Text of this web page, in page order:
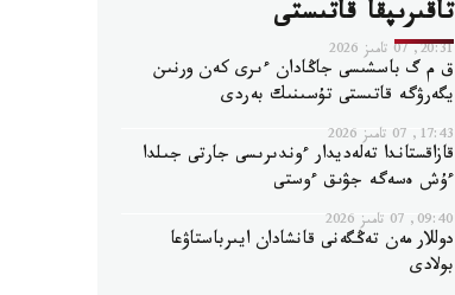
تاقىرىپقا قاتىستى
20:31, 07 تامىز 2026
ق م گ باسشىسى جاڭادان ءىرى كەن ورنىن
يگەرۋگە قاتىستى تۇسىنىك بەردى
17:43, 07 تامىز 2026
قازاقستاندا تەلەديدار ءوندىرىسى جارتى جىلدا
ءۇش ەسەگە جۋىق ءوستى
09:40, 07 تامىز 2026
دوللار مەن تەڭگەنى قانشادان ايىرباستاۋعا
بولادى